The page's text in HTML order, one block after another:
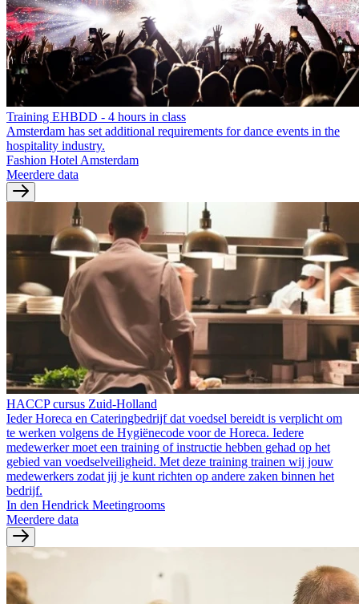
Training EHBDD - 4 hours in class
Amsterdam has set additional requirements for dance events in the
hospitality industry.
Fashion Hotel Amsterdam
Meerdere data
HACCP cursus Zuid-Holland
Ieder Horeca en Cateringbedrijf dat voedsel bereidt is verplicht om
te werken volgens de Hygiënecode voor de Horeca. Iedere
medewerker moet een training of instructie hebben gehad op het
gebied van voedselveiligheid. Met deze training trainen wij jouw
medewerkers zodat jij je kunt richten op andere zaken binnen het
bedrijf.
In den Hendrick Meetingrooms
Meerdere data